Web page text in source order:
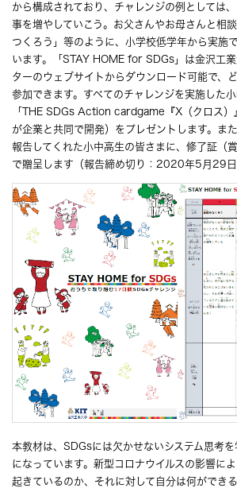
から構成されており、チャレンジの例としては
事を増やしていこう。お父さんやお母さんと相
つくろう」等のように、小学校低学年から実施
います。「STAY HOME for SDGs」は金沢工
ターのウェブサイトからダウンロード可能で、
参加できます。すべてのチャレンジを実施した
「THE SDGs Action cardgame『X（クロス
が企業と共同で開発）をプレゼントします。ま
報告してくれた小中高生の皆さまに、修了証（
で贈呈します（報告締め切り：2020年5月29日
本教材は、SDGsには欠かせないシステム思考
になっています。新型コロナウイルスの影響に
起きているのか、それに対して自分は何ができ